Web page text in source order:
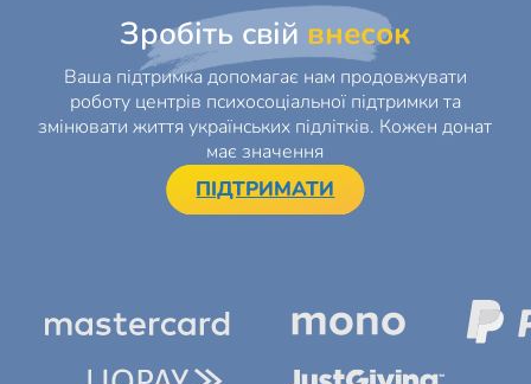
Зробіть свій внесок
Ваша підтримка допомагає нам продовжувати
роботу центрів психосоціальної підтримки та
змінювати життя українських підлітків. Кожен донат
має значення
ПІДТРИМАТИ